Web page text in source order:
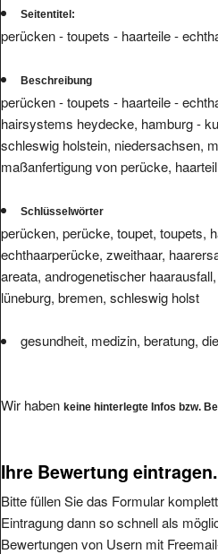
Seitentitel:
perücken - toupets - haarteile -
Beschreibung
perücken - toupets - haarteile -
hairsystems heydecke, hamburg -
schleswig holstein, niedersachsen,
maßanfertigung von perücke,
Schlüsselwörter
perücken, perücke, toupet, toupets,
echthaarperücke, zweithaar,
areata, androgenetischer
lüneburg, bremen, schleswig holst
gesundheit, medizin, beratung,
Wir haben keine hinterlegte Infos bzw.
Ihre Bewertung eintragen.
Bitte füllen Sie das Formular
Eintragung dann so schnell als
Bewertungen von Usern mit